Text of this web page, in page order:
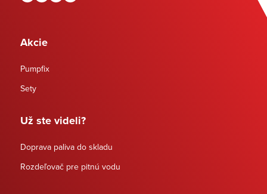
Akcie
Pumpfix
Sety
Už ste videli?
Doprava paliva do skladu
Rozdeľovač pre pitnú vodu